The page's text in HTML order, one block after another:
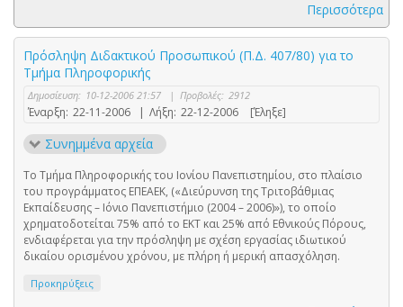
Περισσότερα
Πρόσληψη Διδακτικού Προσωπικού (Π.Δ. 407/80) για το
Τμήμα Πληροφορικής
Δημοσίευση: 10-12-2006 21:57 | Προβολές: 2912
Έναρξη: 22-11-2006 | Λήξη: 22-12-2006 [Έληξε]
Συνημμένα αρχεία
Το Τμήμα Πληροφορικής του Ιονίου Πανεπιστημίου, στο πλαίσιο
του προγράμματος ΕΠΕΑΕΚ, («Διεύρυνση της Τριτοβάθμιας
Εκπαίδευσης – Ιόνιο Πανεπιστήμιο (2004 – 2006)»), το οποίο
χρηματοδοτείται 75% από το ΕΚΤ και 25% από Εθνικούς Πόρους,
ενδιαφέρεται για την πρόσληψη με σχέση εργασίας ιδιωτικού
δικαίου ορισμένου χρόνου, με πλήρη ή μερική απασχόληση.
Προκηρύξεις